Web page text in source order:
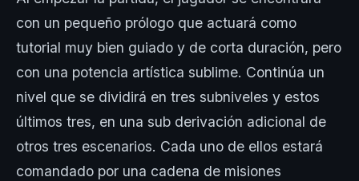
con un pequeño prólogo que actuará como
tutorial muy bien guiado y de corta duración, pero
con una potencia artística sublime. Continúa un
nivel que se dividirá en tres subniveles y estos
últimos tres, en una sub derivación adicional de
otros tres escenarios. Cada uno de ellos estará
comandado por una cadena de misiones